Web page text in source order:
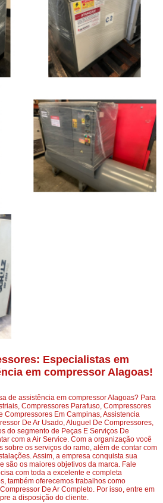
Especialistas em
em compressor Alagoas!
de assistência em compressor Alagoas? Para
Compressores Parafuso, Compressores
Compressores Em Campinas, Assistencia
De Ar Usado, Aluguel De Compressores,
do segmento de Peças E Serviços De
com a Air Service. Com a organização você
sobre os serviços do ramo, além de contar com
Assim, a empresa conquista sua
são os maiores objetivos da marca. Fale
com toda a excelente e completa
também oferecemos trabalhos como
De Ar Completo. Por isso, entre em
a disposição do cliente.